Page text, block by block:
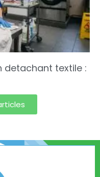
detachant textile :